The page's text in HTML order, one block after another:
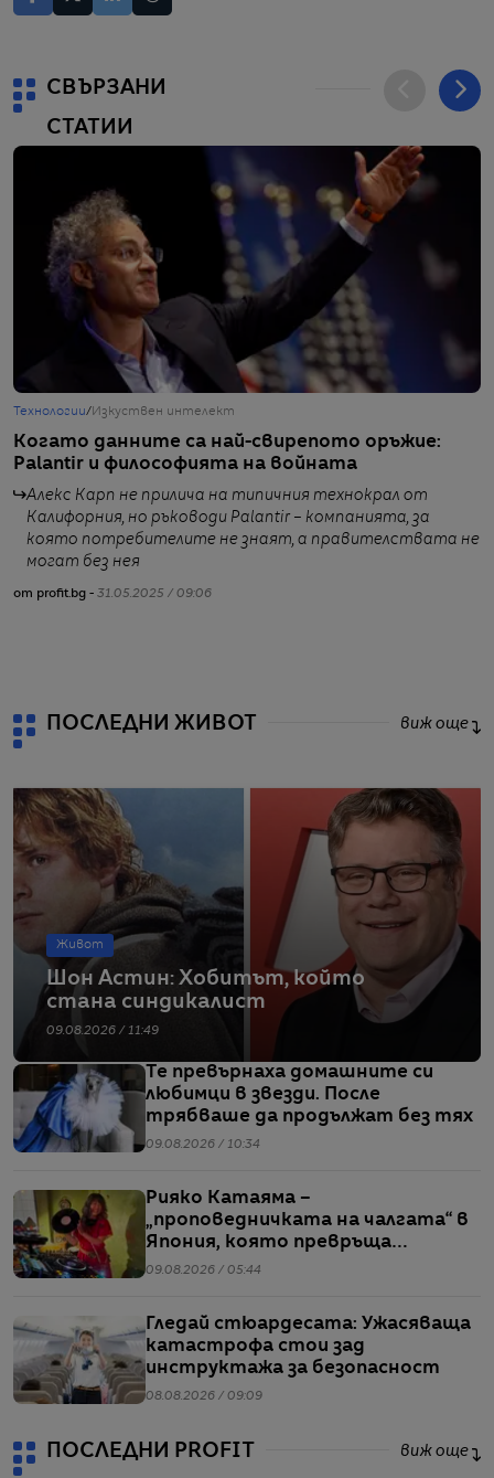
СВЪРЗАНИ
СТАТИИ
Технологии/Изкуствен интелект
Когато данните са най-свирепото оръжие:
Palantir и философията на войната
Алекс Карп не прилича на типичния технокрал от
Калифорния, но ръководи Palantir – компанията, за
която потребителите не знаят, а правителствата не
могат без нея
от profit.bg - 31.05.2025 / 09:06
ПОСЛЕДНИ ЖИВОТ виж още
Живот
Шон Астин: Хобитът, който
стана синдикалист
09.08.2026 / 11:49
Те превърнаха домашните си
любимци в звезди. После
трябваше да продължат без тях
09.08.2026 / 10:34
Рияко Катаяма –
„проповедничката на чалгата“ в
Япония, която превръща
българския попфолк в клубна
09.08.2026 / 05:44
Гледай стюардесата: Ужасяваща
катастрофа стои зад
инструктажа за безопасност
08.08.2026 / 09:09
ПОСЛЕДНИ PROFIT виж още